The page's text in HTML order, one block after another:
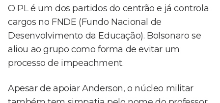
O PL é um dos partidos do centrão e já controla
cargos no FNDE (Fundo Nacional de
Desenvolvimento da Educação). Bolsonaro se
aliou ao grupo como forma de evitar um
processo de impeachment.
Apesar de apoiar Anderson, o núcleo militar